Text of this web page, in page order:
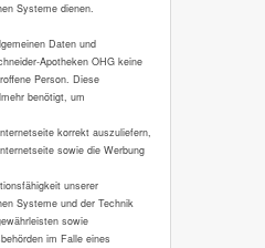
Systeme dienen.
Daten und
Apotheken OHG keine
Person. Diese
benötigt, um
korrekt auszuliefern,
sowie die Werbung
unserer
Systeme und der Technik
sowie
im Falle eines